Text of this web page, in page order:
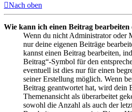
Nach oben
Wie kann ich einen Beitrag bearbeiten
Wenn du nicht Administrator oder
nur deine eigenen Beiträge
kannst einen Beitrag bearbeiten,
Beitrag“-Symbol für den
eventuell ist dies nur für einen
seiner Erstellung möglich. Wenn
Beitrag geantwortet hat, wird dein
Themenansicht als überarbeitet
sowohl die Anzahl als auch der